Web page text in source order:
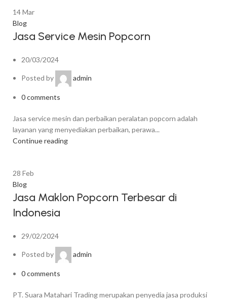
14Mar
Blog
Jasa Service Mesin Popcorn
20/03/2024
Posted by admin
0comments
Jasa service mesin dan perbaikan peralatan popcorn adalah
layanan yang menyediakan perbaikan, perawa...
Continue reading
28 Feb
Blog
Jasa Maklon Popcorn Terbesar di
Indonesia
29/02/2024
Posted by admin
0comments
PT. Suara Matahari Trading merupakan penyedia jasa produksi